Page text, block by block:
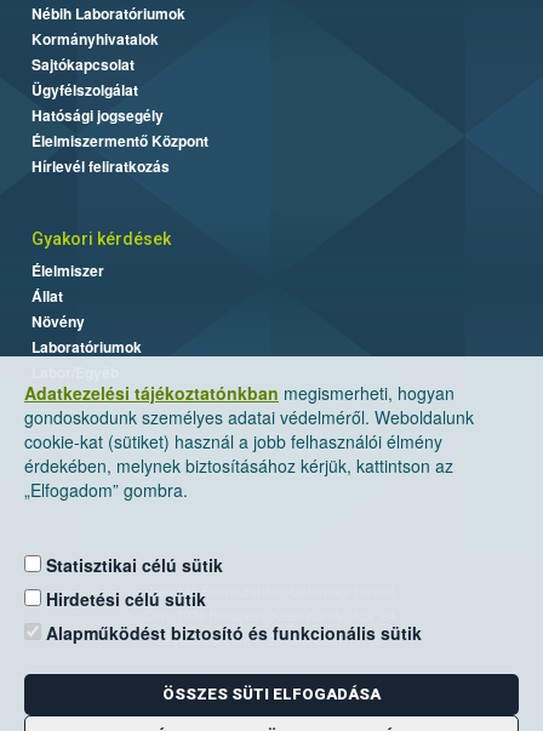
Adatkezelési tájékoztatónkban megismerheti, hogyan
gondoskodunk személyes adatai védelméről. Weboldalunk
cookie-kat (sütiket) használ a jobb felhasználói élmény
érdekében, melynek biztosításához kérjük, kattintson az
„Elfogadom” gombra.
Statisztikai célú sütik
Hirdetési célú sütik
Alapműködést biztosító és funkcionális sütik
ÖSSZES SÜTI ELFOGADÁSA
Nébih Laboratóriumok
Kormányhivatalok
Sajtókapcsolat
Ügyfélszolgálat
Hatósági jogsegély
Élelmiszermentő Központ
Hírlevél feliratkozás
Gyakori kérdések
Élelmiszer
Állat
Növény
Laboratóriumok
Nemzeti Élelmiszerlánc-biztonsági Hivatal
Levelezési cím: 1525 Budapest. Pf. 30.
E-mail:ugyfelszolgalat@nebih.gov.hu